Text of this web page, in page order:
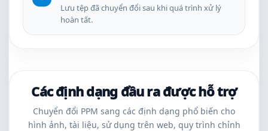
Lưu tệp đã chuyển đổi sau khi quá trình xử lý
hoàn tất.
Các định dạng đầu ra được hỗ trợ
Chuyển đổi PPM sang các định dạng phổ biến cho
hình ảnh, tài liệu, sử dụng trên web, quy trình chỉnh